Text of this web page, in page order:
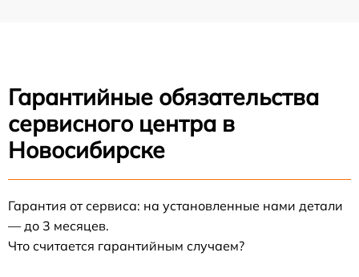
Гарантийные обязательства
сервисного центра в
Новосибирске
Гарантия от сервиса: на установленные нами детали
— до 3 месяцев.
Что считается гарантийным случаем?